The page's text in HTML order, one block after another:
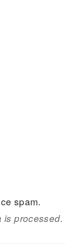
spam.
is processed.